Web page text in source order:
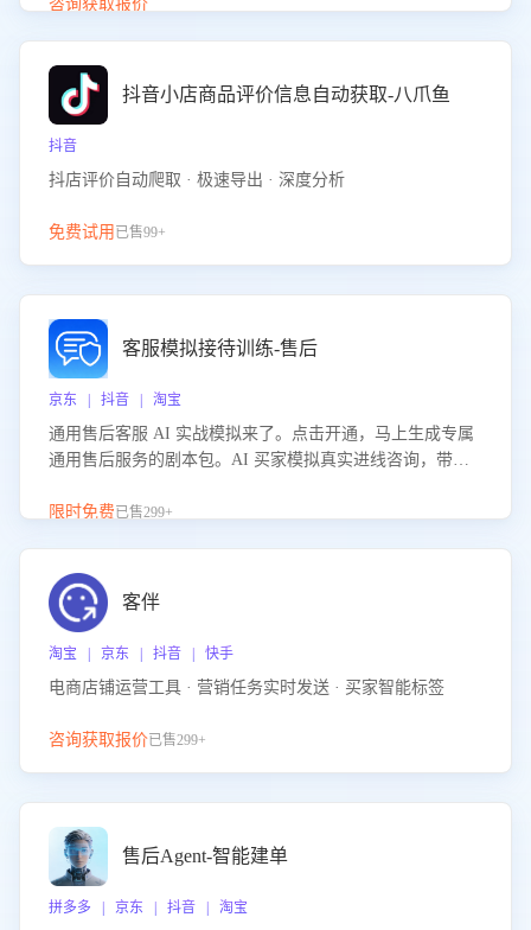
升客服团队的销服能力。
咨询获取报价
抖音小店商品评价信息自动获取-八爪鱼
抖音
抖店评价自动爬取 · 极速导出 · 深度分析
免费试用 已售99+
客服模拟接待训练-售后
京东 | 抖音 | 淘宝
通用售后客服 AI 实战模拟来了。点击开通，马上生成专属
通用售后服务的剧本包。AI 买家模拟真实进线咨询，带您
的应对要点，轻松提升服务能力。
限时免费已售299+
客伴
淘宝 | 京东 | 抖音 | 快手
电商店铺运营工具 · 营销任务实时发送 · 买家智能标签
咨询获取报价已售299+
售后Agent-智能建单
拼多多 | 京东 | 抖音 | 淘宝